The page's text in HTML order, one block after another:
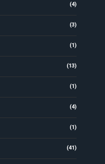
(4)
(3)
(1)
(13)
(1)
(4)
(1)
(41)